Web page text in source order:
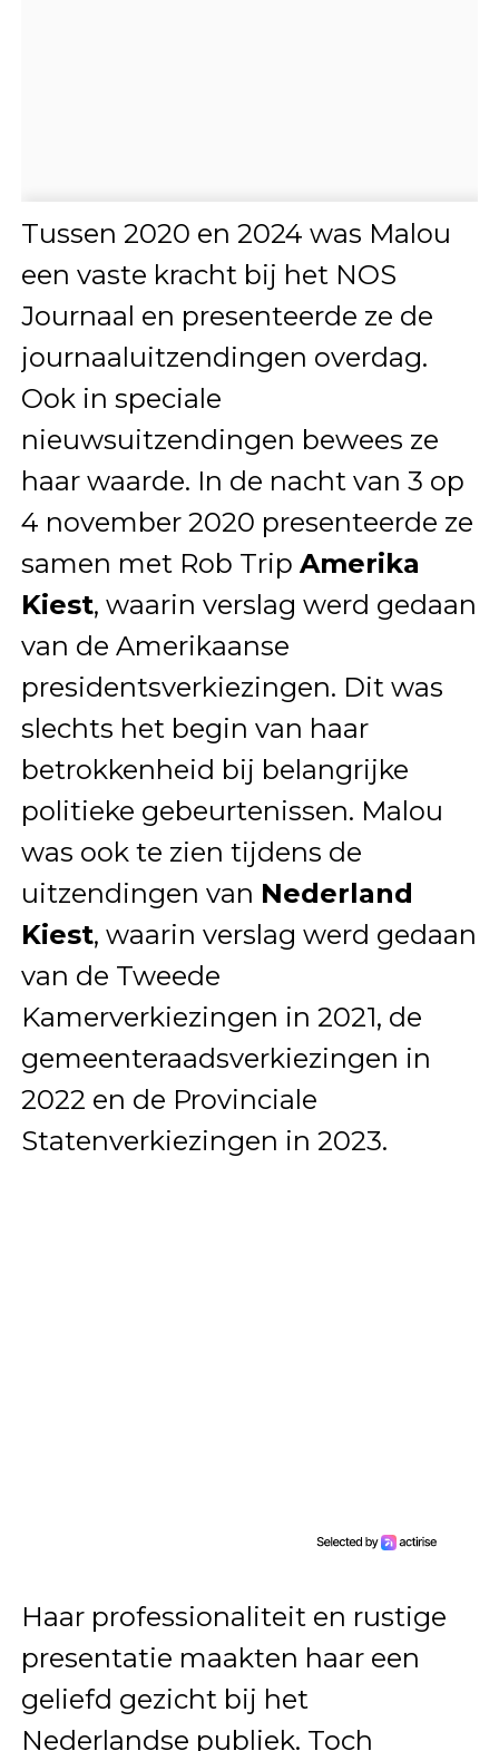
Tussen 2020 en 2024 was Malou
een vaste kracht bij het NOS
Journaal en presenteerde ze de
journaaluitzendingen overdag.
Ook in speciale
nieuwsuitzendingen bewees ze
haar waarde. In de nacht van 3 op
4 november 2020 presenteerde ze
samen met Rob Trip Amerika
Kiest, waarin verslag werd gedaan
van de Amerikaanse
presidentsverkiezingen. Dit was
slechts het begin van haar
betrokkenheid bij belangrijke
politieke gebeurtenissen. Malou
was ook te zien tijdens de
uitzendingen van Nederland
Kiest, waarin verslag werd gedaan
van de Tweede
Kamerverkiezingen in 2021, de
gemeenteraadsverkiezingen in
2022 en de Provinciale
Statenverkiezingen in 2023.
Haar professionaliteit en rustige
presentatie maakten haar een
geliefd gezicht bij het
Nederlandse publiek. Toch